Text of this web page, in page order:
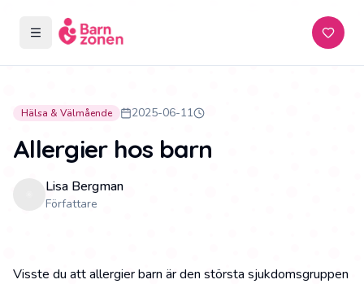
Öppna meny
Hälsa & Välmående 2025-06-11
Allergier hos barn
Lisa Bergman
Författare
Visste du att allergier barn är den största sjukdomsgruppen